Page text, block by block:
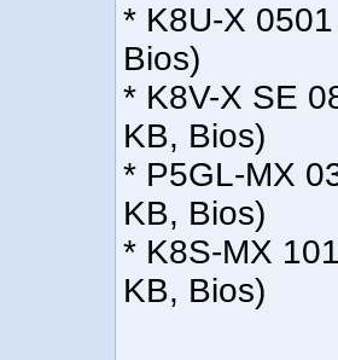
* K8U-X
Bios)
* K8V-X SE
KB, Bios)
* P5GL-MX
KB, Bios)
* K8S-MX
KB, Bios)